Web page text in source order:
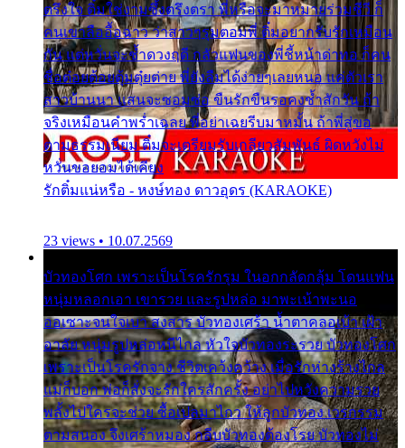
ตรึงใจ ติ๋มใช่งามซึ้งตรึงตรา พี่หรือจะมาหมายร่วมชีวี ก็
คนเขาลืออื้อฉาว ว่าสาวๆรุมตอมพี่ ติ๋มอยากรับรักเหมือน
กัน แต่หวั่นจะช้ำดวงฤดี กลัวแฟนของพี่ชี้หน้าด่าทอ ก็คน
ชื่อต๋อยต้อยตุ้มตุ๋ยต่าย พี่ยังลืมได้ง่ายๆเลยหนอ แค่ตัวเรา
สาวบ้านนา แสนจะซอมซ่อ ขืนรักขืนรอคงช้ำสักวัน ถ้า
จริงเหมือนคำพร่ำเฉลย พี่อย่าเฉยรีบมาหมั้น ถ้าพี่สู่ขอ
ตามธรรมเนียม ติ๋มจะเตรียมรับเกลียวสัมพันธ์ ผิดหวังไม่
หวั่นขอยอมได้เคียง
รักติ๋มแน่หรือ - หงษ์ทอง ดาวอุดร (KARAOKE)
23 views • 10.07.2569
บัวทองโศก เพราะเป็นโรครักรุม ในอกกลัดกลุ้ม โดนแฟน
หนุ่มหลอกเอา เขารวย และรูปหล่อ มาพะเน้าพะนอ
ออเซาะจนใจเบา สงสาร บัวทองเศร้า น้ำตาคลอเบ้า เฝ้า
อาลัย หนุ่มรูปหล่อหนีไกล หัวใจบัวทองระรวย บัวทองโศก
เพราะเป็นโรครักจาง ชีวิตเคว้งคว้าง เมื่อรักห่างร้างไกล
แม่ก็บอก พ่อก็สั่งจะรักใครสักครั้ง อย่าไปหวังความรวย
พลั้งไปใครจะช่วย ซื้อเปลมาไกว ให้ลูกบัวทอง เวรกรรม
ตามสนอง จึงเศร้าหมอง กลีบบัวทองต้องโรย บัวทองไม่